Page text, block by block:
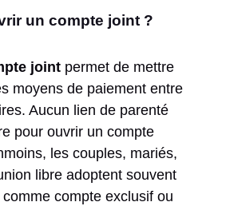
un compte joint ?
joint permet de mettre
moyens de paiement entre
Aucun lien de parenté
pour ouvrir un compte
les couples, mariés,
libre adoptent souvent
comme compte exclusif ou